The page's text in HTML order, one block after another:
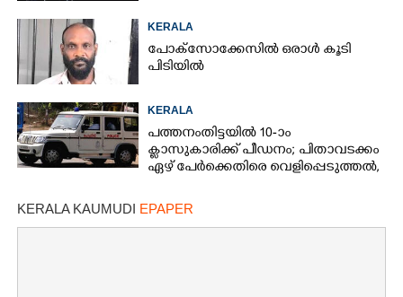
KERALA
പോക്സോക്കേസിൽ ഒരാൾ കൂടി
പിടിയിൽ
KERALA
പത്തനംതിട്ടയിൽ 10-ാം
ക്ലാസുകാരിക്ക് പീഡനം; പിതാവടക്കം
ഏഴ് പേർക്കെതിരെ വെളിപ്പെടുത്തൽ,
KERALA KAUMUDI EPAPER